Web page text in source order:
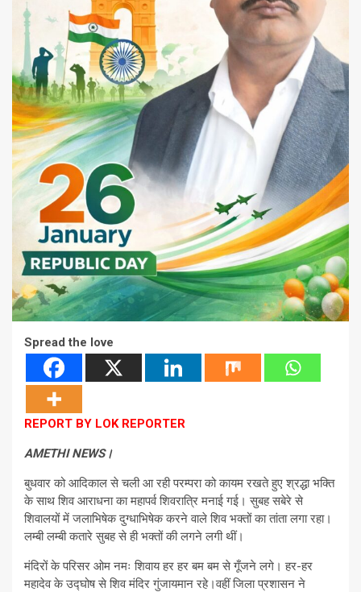
Spread the love
REPORT BY LOK REPORTER
AMETHI NEWS।
बुधवार को आदिकाल से चली आ रही परम्परा को कायम रखते हुए श्रद्धा भक्ति
के साथ शिव आराधना का महापर्व शिवरात्रि मनाई गई। सुबह सबेरे से
शिवालयों में जलाभिषेक दुग्धाभिषेक करने वाले शिव भक्तों का तांता लगा रहा।
लम्बी लम्बी कतारे सुबह से ही भक्तों की लगने लगी थीं।
मंदिरों के परिसर ओम नमः शिवाय हर हर बम बम से गूँजने लगे। हर-हर
महादेव के उद्घोष से शिव मंदिर गुंजायमान रहे।वहीं जिला प्रशासन ने